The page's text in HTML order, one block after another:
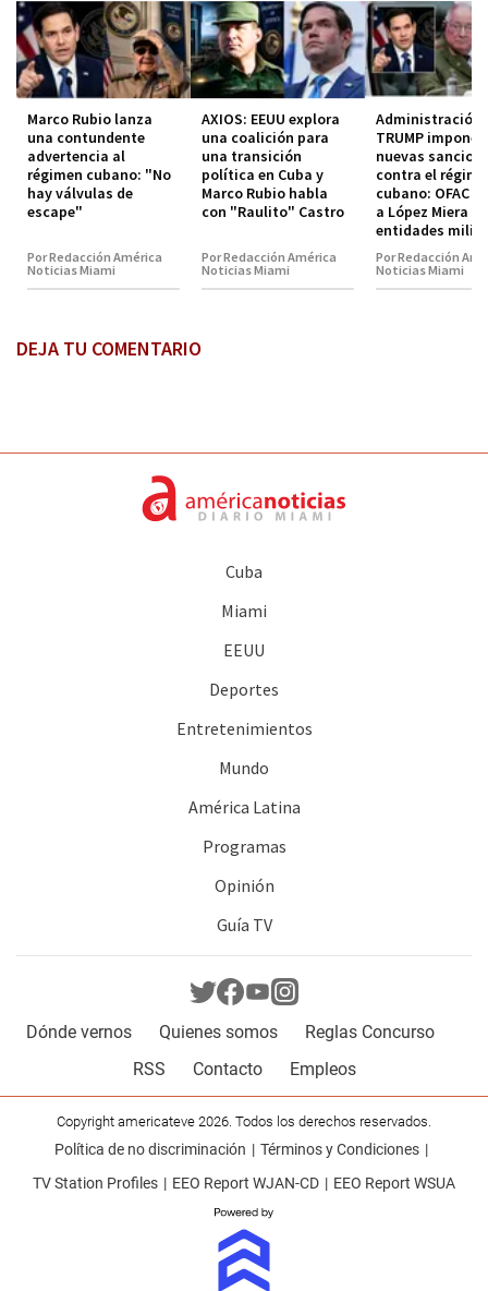
Marco Rubio lanza
una contundente
advertencia al
régimen cubano: "No
hay válvulas de
escape"
Por Redacción América
Noticias Miami
AXIOS: EEUU explora
una coalición para
una transición
política en Cuba y
Marco Rubio habla
con "Raulito" Castro
Por Redacción América
Noticias Miami
Administración
TRUMP impone
nuevas
contra el
cubano: OFAC
a López Miera y
entidades
Por Redacción
Noticias Miami
DEJA TU COMENTARIO
Cuba
Miami
EEUU
Deportes
Entretenimientos
Mundo
América Latina
Programas
Opinión
Guía TV
Dónde vernos Quienes somos
Reglas Concurso
RSS
Contacto Empleos
Copyright americateve 2026. Todos los derechos reservados.
Política de no discriminación
Términos y Condiciones
TV Station Profiles
EEO Report WJAN-CD EEO Report WSUA